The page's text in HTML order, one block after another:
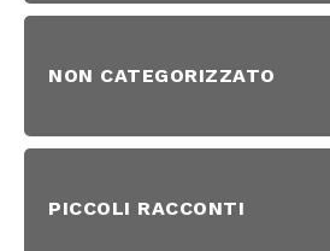
NON CATEGORIZZATO
PICCOLI RACCONTI